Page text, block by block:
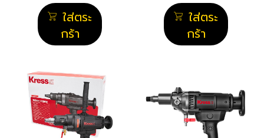
ใส่ตระ
กร้า
ใส่ตระ
กร้า